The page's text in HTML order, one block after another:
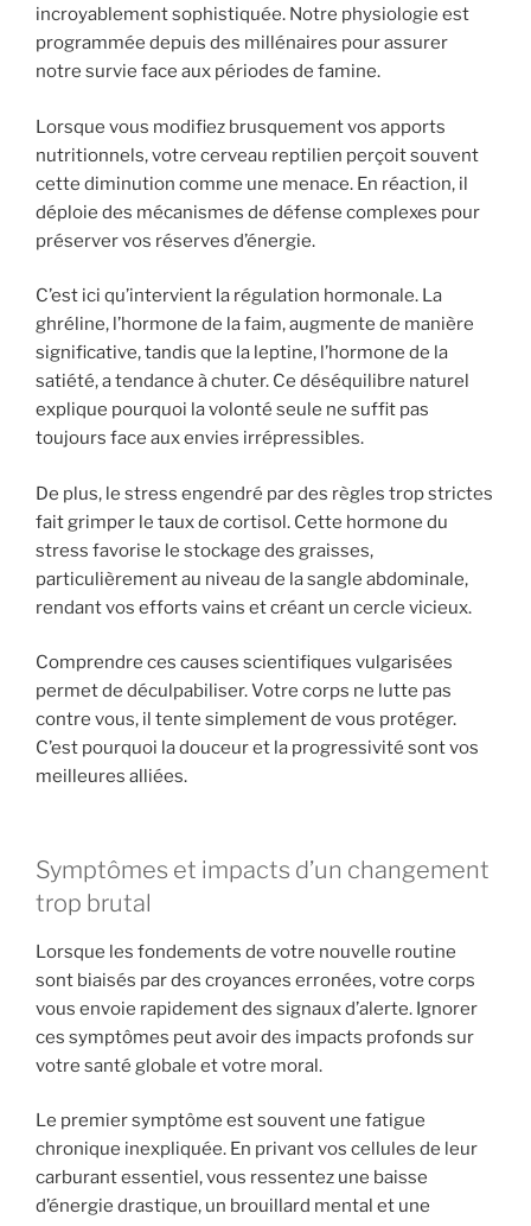
incroyablement sophistiquée. Notre physiologie est
programmée depuis des millénaires pour assurer
notre survie face aux périodes de famine.
Lorsque vous modifiez brusquement vos apports
nutritionnels, votre cerveau reptilien perçoit souvent
cette diminution comme une menace. En réaction, il
déploie des mécanismes de défense complexes pour
préserver vos réserves d’énergie.
C’est ici qu’intervient la régulation hormonale. La
ghréline, l’hormone de la faim, augmente de manière
significative, tandis que la leptine, l’hormone de la
satiété, a tendance à chuter. Ce déséquilibre naturel
explique pourquoi la volonté seule ne suffit pas
toujours face aux envies irrépressibles.
De plus, le stress engendré par des règles trop strictes
fait grimper le taux de cortisol. Cette hormone du
stress favorise le stockage des graisses,
particulièrement au niveau de la sangle abdominale,
rendant vos efforts vains et créant un cercle vicieux.
Comprendre ces causes scientifiques vulgarisées
permet de déculpabiliser. Votre corps ne lutte pas
contre vous, il tente simplement de vous protéger.
C’est pourquoi la douceur et la progressivité sont vos
meilleures alliées.
Symptômes et impacts d’un changement
trop brutal
Lorsque les fondements de votre nouvelle routine
sont biaisés par des croyances erronées, votre corps
vous envoie rapidement des signaux d’alerte. Ignorer
ces symptômes peut avoir des impacts profonds sur
votre santé globale et votre moral.
Le premier symptôme est souvent une fatigue
chronique inexpliquée. En privant vos cellules de leur
carburant essentiel, vous ressentez une baisse
d’énergie drastique, un brouillard mental et une